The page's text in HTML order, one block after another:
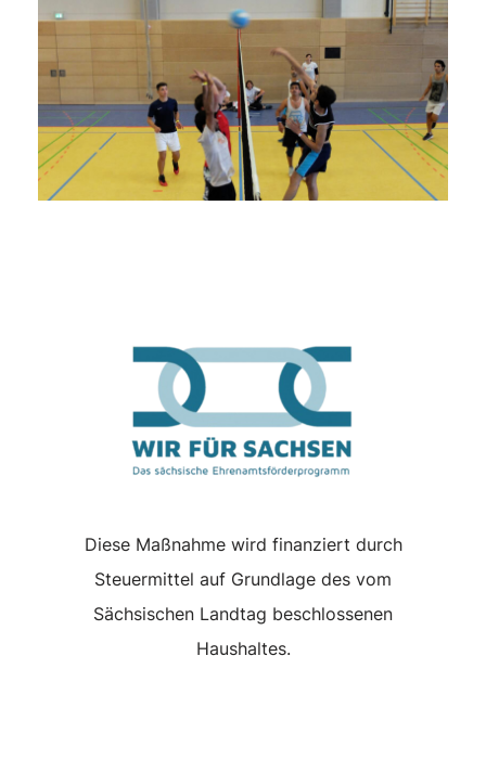
Diese Maßnahme wird finanziert durch
Steuermittel auf Grundlage des vom
Sächsischen Landtag beschlossenen
Haushaltes.